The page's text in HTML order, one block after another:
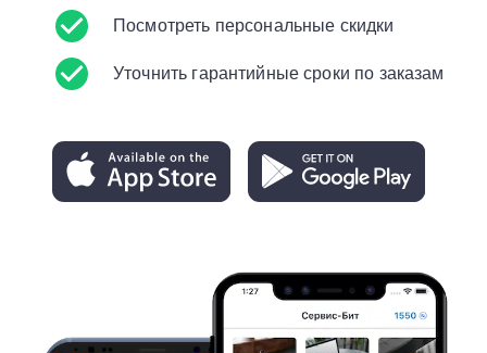
Посмотреть персональные скидки
Уточнить гарантийные сроки по заказам